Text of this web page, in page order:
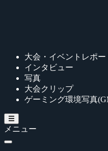
大会・イベントレポー
インタビュー
写真
大会クリップ
ゲーミング環境写真
メニュー